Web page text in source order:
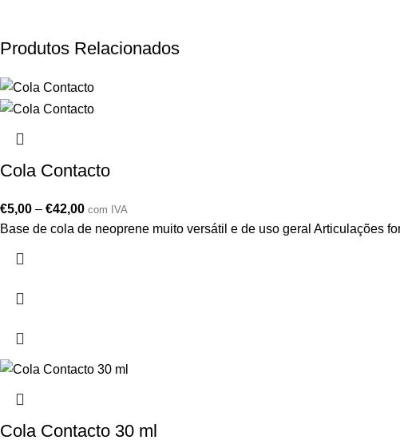
Produtos Relacionados
Cola Contacto
€5,00 – €42,00 com IVA
Base de cola de neoprene muito versátil e de uso geral Articulações
Cola Contacto 30 ml